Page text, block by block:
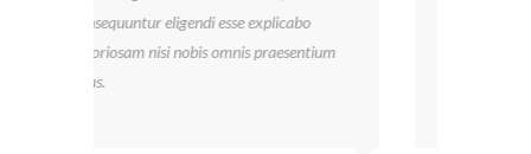
Libby has been wonderful! He has
returned my calls quickly, and he